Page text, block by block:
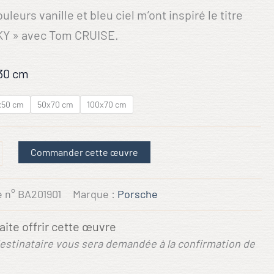
vanille et bleu ciel m’ont inspiré le titre
» avec Tom CRUISE.
cm
cm 50x70 cm 100x70 cm
Commander cette œuvre
n° BA201901 Marque : Porsche
offrir cette œuvre
vous sera demandée à la confirmation de